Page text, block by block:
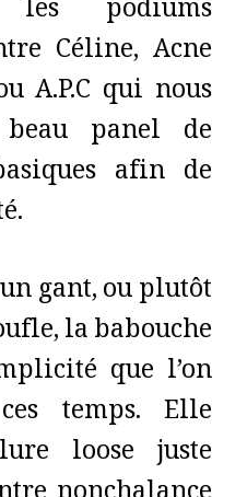
podiums
Céline, Acne
A.P.C qui nous
panel de
afin de
gant, ou plutôt
la babouche
que l’on
temps. Elle
loose juste